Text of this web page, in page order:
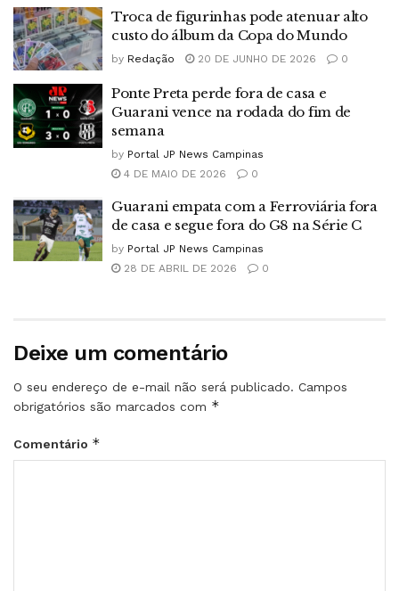
Troca de figurinhas pode atenuar alto
custo do álbum da Copa do Mundo
by Redação 20 DE JUNHO DE 2026 0
Ponte Preta perde fora de casa e
Guarani vence na rodada do fim de
semana
by Portal JP News Campinas
4 DE MAIO DE 2026
0
Guarani empata com a Ferroviária fora
de casa e segue fora do G8 na Série C
by Portal JP News Campinas
28 DE ABRIL DE 2026
0
Deixe um comentário
O seu endereço de e-mail não será publicado. Campos
obrigatórios são marcados com *
Comentário *